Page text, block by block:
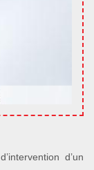
d’un